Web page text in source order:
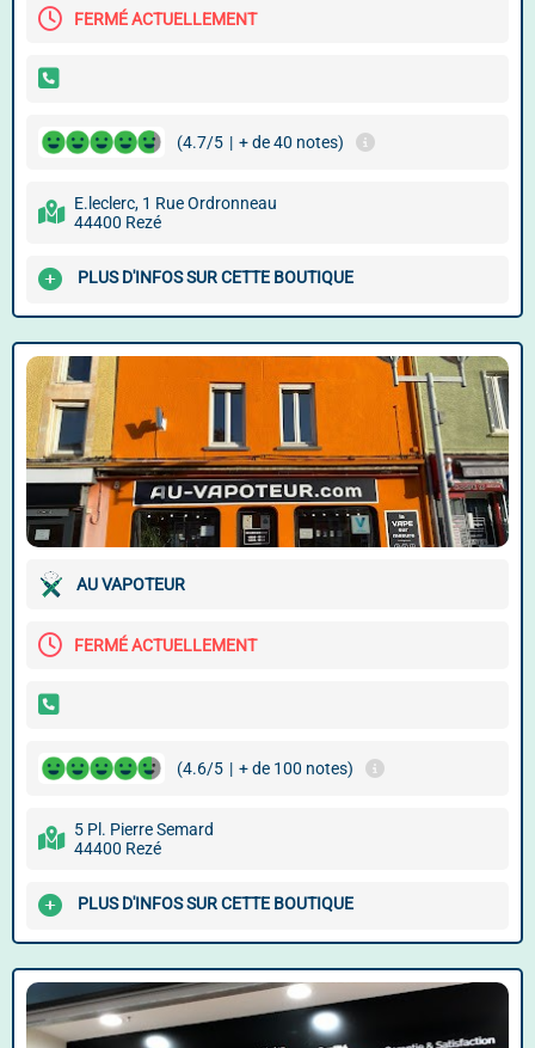
FERMÉ ACTUELLEMENT
(4.7/5 | + de 40 notes)
E.leclerc, 1 Rue Ordronneau
44400 Rezé
PLUS D'INFOS SUR CETTE BOUTIQUE
AU VAPOTEUR
FERMÉ ACTUELLEMENT
(4.6/5 | + de 100 notes)
5 Pl. Pierre Semard
44400 Rezé
PLUS D'INFOS SUR CETTE BOUTIQUE